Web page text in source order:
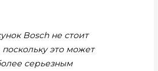
Bosch не стоит
поскольку это может
серьезным